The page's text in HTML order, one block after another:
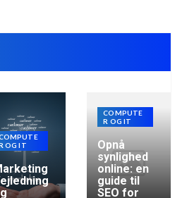
OG IT
COMPUTE
R OG IT
Opnå
synlighed
online: en
guide til
SEO for